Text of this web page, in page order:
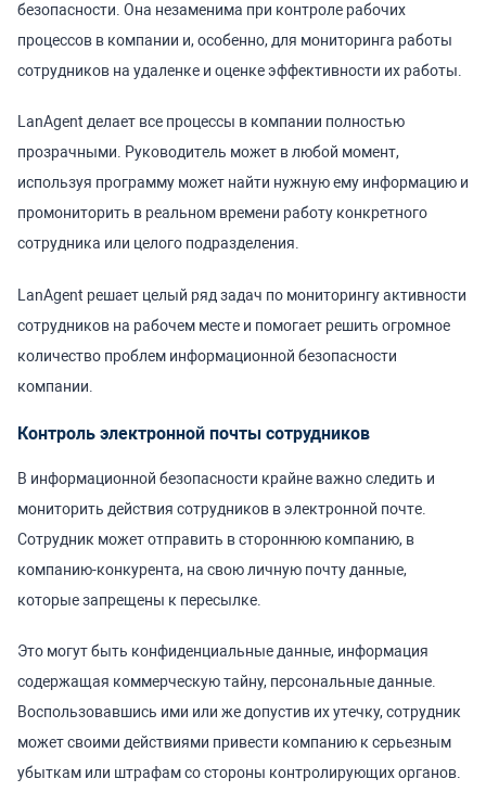
безопасности. Она незаменима при контроле рабочих
процессов в компании и, особенно, для мониторинга работы
сотрудников на удаленке и оценке эффективности их работы.
LanAgent делает все процессы в компании полностью
прозрачными. Руководитель может в любой момент,
используя программу может найти нужную ему информацию и
промониторить в реальном времени работу конкретного
сотрудника или целого подразделения.
LanAgent решает целый ряд задач по мониторингу активности
сотрудников на рабочем месте и помогает решить огромное
количество проблем информационной безопасности
компании.
Контроль электронной почты сотрудников
В информационной безопасности крайне важно следить и
мониторить действия сотрудников в электронной почте.
Сотрудник может отправить в стороннюю компанию, в
компанию-конкурента, на свою личную почту данные,
которые запрещены к пересылке.
Это могут быть конфиденциальные данные, информация
содержащая коммерческую тайну, персональные данные.
Воспользовавшись ими или же допустив их утечку, сотрудник
может своими действиями привести компанию к серьезным
убыткам или штрафам со стороны контролирующих органов.